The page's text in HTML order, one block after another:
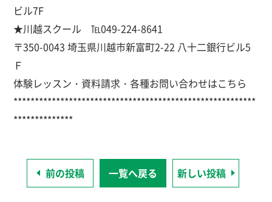
ビル7F
★川越スクール ℡049-224-8641
〒350-0043 埼玉県川越市新富町2-22 八十二銀行ビル5
Ｆ
体験レッスン・資料請求・各種お問い合わせはこちら
*********************************************************
**************
前の投稿 一覧へ戻る 新しい投稿